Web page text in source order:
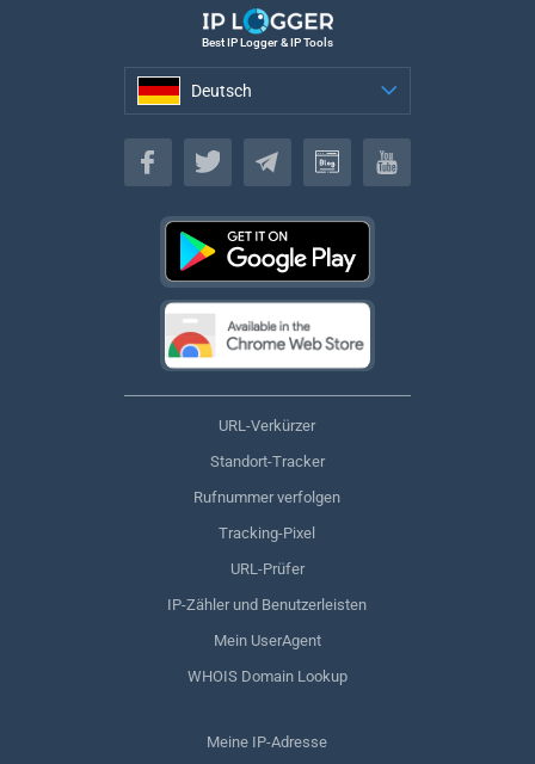
Best IP Logger & IP Tools
Deutsch
Deutsch
URL-Verkürzer
Standort-Tracker
Rufnummer verfolgen
Tracking-Pixel
URL-Prüfer
IP-Zähler und Benutzerleisten
Mein UserAgent
WHOIS Domain Lookup
Meine IP-Adresse